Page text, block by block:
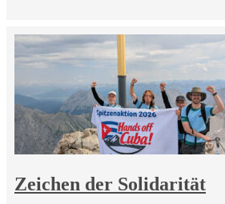
Zeichen der Solidarität